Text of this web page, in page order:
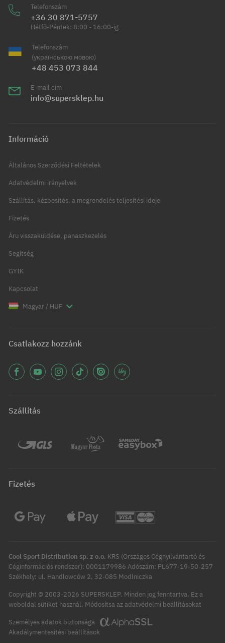
Telefonszám
+36 30 871-5757
Hétfő-Péntek: 8:00 - 16:00-ig
Telefonszám
(українською мовою)
+48 453 073 844
E-mail cím
info@supersklep.hu
Információ
Általános Szerződési Feltételek
Adatvédelmi irányelvek
Szállítás, kézbesítés, a megrendelés teljesítési ideje
Fizetés
Áru visszaküldése, panaszkezelés
Segítség
GYIK
Kapcsolat
Magyar / HUF
Csatlakozz hozzánk
Szállítás
Fizetés
Cool Sport Distribution sp. z o.o. KRS (Országos Cégnyilvántartó és
Céginformációs rendszer): 0001179986 Adószám: PL677-19-50-257
Székhely: ul. Handlowców 2, 32-085 Modlniczka
Copyright © 2003-2026 SUPERSKLEP. Minden jog fenntartva. Ez a
weboldal sütiket használ. Módosítsa az adatvédelmi beállításokat
Személyes adatok biztonsága
Akadálymentesítési beállítások